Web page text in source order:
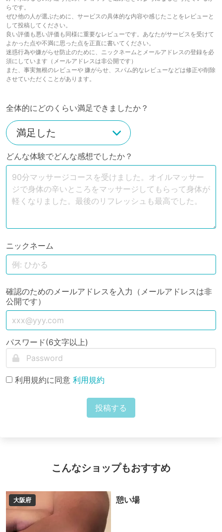
らです。
ぜひ他の人が選ぶために、サービスの具体的な内容や感じたことをレビューと
して投稿してください。
良い評価も悪い評価も同様に重要なレビューです。あなたがサービスを受けて
よかった点や不満に思った点を正直に書いてください。
迷惑行為や嫌がらせ防止のために、ニックネームとメールアドレスの登録を必
須にしています（メールアドレスは非公開です）
また、事実無根のレビューや 嫌がらせ、スパム的なレビューなどは修正や削除
させていただくことがあります。
全体的にどのくらい満足できましたか？
どんな体験でどんな感想でしたか？
ニックネーム
確認のためのメールアドレスを入力（メールアドレスは非
公開です）
パスワード(6文字以上)
利用規約に同意 利用規約
投稿する
こんなショップもおすすめ
大阪府 憩い場